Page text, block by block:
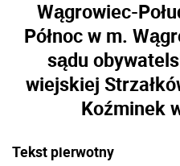
Wągrowiec-
Północ w m.
sądu
wiejskiej
Koźminek
Tekst pierwotny